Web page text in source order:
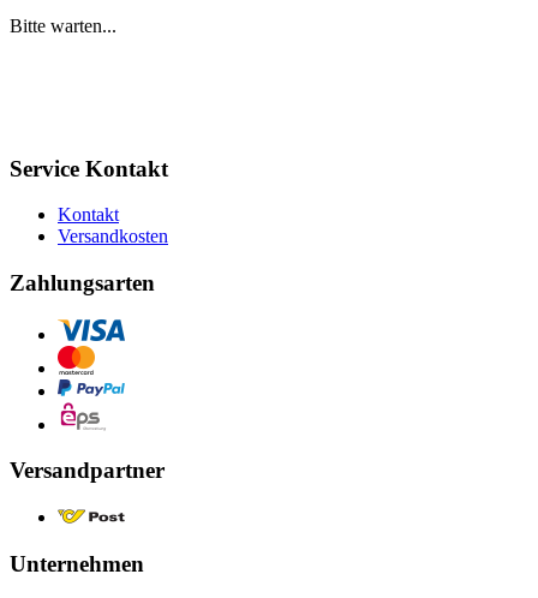
Bitte warten...
Service Kontakt
Kontakt
Versandkosten
Zahlungsarten
Versandpartner
Unternehmen